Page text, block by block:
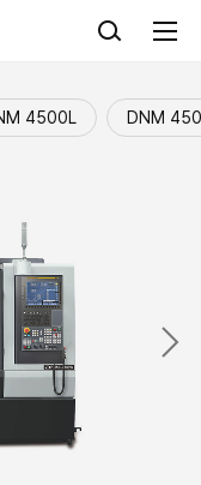
전
뉴
4500L DNM